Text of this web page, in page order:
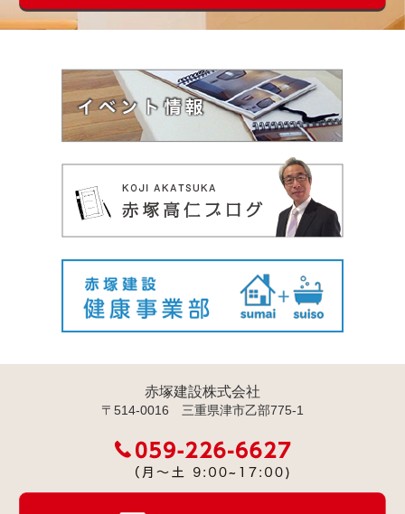
赤塚建設株式会社
〒514-0016 三重県津市乙部775-1